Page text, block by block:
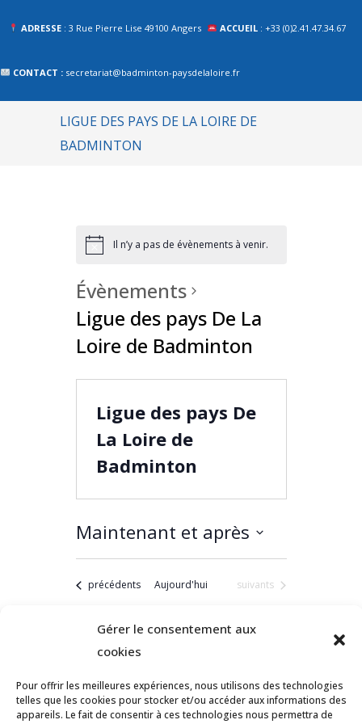
Gérer le consentement aux
cookies
Pour offrir les meilleures expériences, nous utilisons des technologies
telles que les cookies pour stocker et/ou accéder aux informations des
appareils. Le fait de consentir à ces technologies nous permettra de
ADRESSE : 3 Rue Pierre Lise 49100 Angers ACCUEIL : +33 (0)2.41.47.34.67
CONTACT : secretariat@badminton-paysdelaloire.fr
LIGUE DES PAYS DE LA LOIRE DE
BADMINTON
Il n’y a pas de évènements à venir.
Évènements
Ligue des pays De La
Loire de Badminton
Ligue des pays De
La Loire de
Badminton
Maintenant et après
date.Évènements
précédents Aujourd'hui Évènements
suivants
calendrier